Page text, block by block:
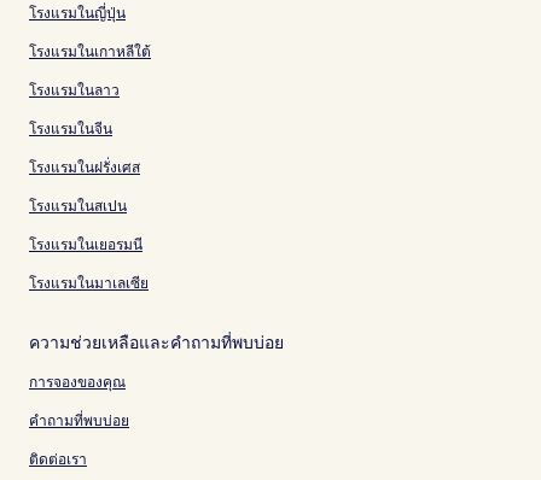
โรงแรมในญี่ปุ่น
โรงแรมในเกาหลีใต้
โรงแรมในลาว
โรงแรมในจีน
โรงแรมในฝรั่งเศส
โรงแรมในสเปน
โรงแรมในเยอรมนี
โรงแรมในมาเลเซีย
ความช่วยเหลือและคำถามที่พบบ่อย
การจองของคุณ
คำถามที่พบบ่อย
ติดต่อเรา